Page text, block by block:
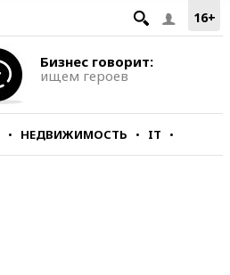
16+
Бизнес говорит:
ищем героев
НЕДВИЖИМОСТЬ IT